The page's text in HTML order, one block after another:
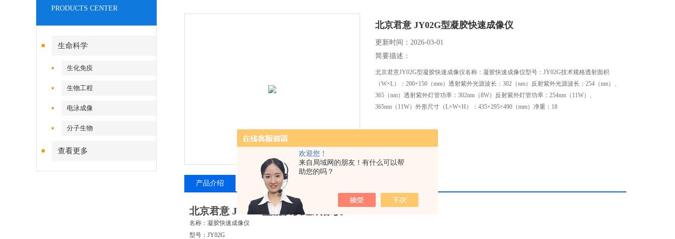
欢迎您！
来自局域网的朋友！有什么可以帮
助您的吗？
PRODUCTS CENTER
生命科学
生化免疫
生物工程
电泳成像
分子生物
查看更多
北京君意 JY02G型凝胶快速成像仪
更新时间：2026-03-01
简要描述：
北京君意JY02G型凝胶快速成像仪名称：凝胶快速成像仪型号：JY02G技术规格透射面积
（W×L）：200×150（mm）透射紫外光源波长：302（nm）反射紫外光源波长：254（nm）、
365（nm）透射紫外灯管功率：302nm（8W）反射紫外灯管功率：254nm（11W）、
365nm（11W）外形尺寸（L×W×H）：435×295×490（mm）净重：18
产品介绍 相关产品
北京君意 JY02G型凝胶快速成像仪
名称：凝胶快速成像仪
型号：JY02G